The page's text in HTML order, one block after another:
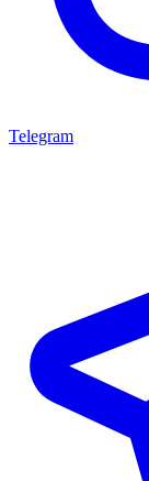
Telegram